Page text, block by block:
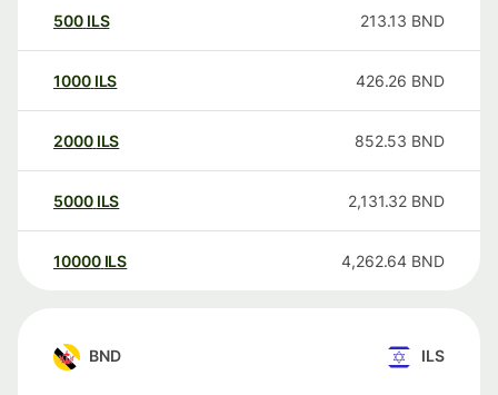
500 ILS 213.13 BND
1000 ILS 426.26 BND
2000 ILS 852.53 BND
5000 ILS 2,131.32 BND
10000 ILS 4,262.64 BND
BND ILS